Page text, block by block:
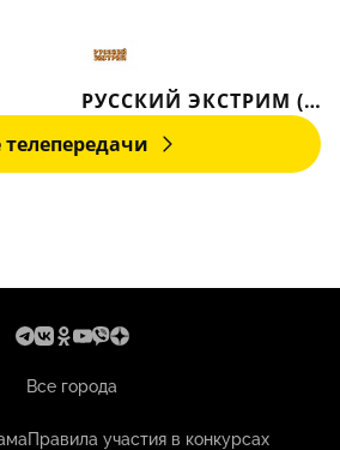
РУССКИЙ ЭКСТРИМ (РЕТРО)
телепередачи
Все города
Правила участия в конкурсах